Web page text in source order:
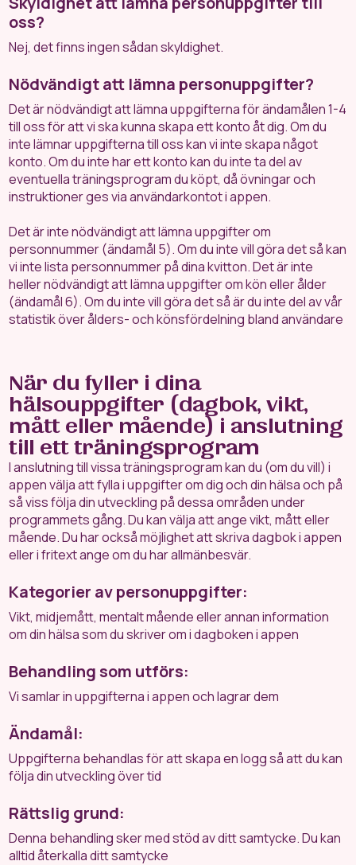
oss?
Nej, det finns ingen sådan skyldighet.
Nödvändigt att lämna personuppgifter?
Det är nödvändigt att lämna uppgifterna för ändamålen 1-4
till oss för att vi ska kunna skapa ett konto åt dig. Om du
inte lämnar uppgifterna till oss kan vi inte skapa något
konto. Om du inte har ett konto kan du inte ta del av
eventuella träningsprogram du köpt, då övningar och
instruktioner ges via användarkontot i appen.
Det är inte nödvändigt att lämna uppgifter om
personnummer (ändamål 5). Om du inte vill göra det så kan
vi inte lista personnummer på dina kvitton. Det är inte
heller nödvändigt att lämna uppgifter om kön eller ålder
(ändamål 6). Om du inte vill göra det så är du inte del av vår
statistik över ålders- och könsfördelning bland användare
När du fyller i dina
hälsouppgifter (dagbok, vikt,
mått eller mående) i anslutning
till ett träningsprogram
I anslutning till vissa träningsprogram kan du (om du vill) i
appen välja att fylla i uppgifter om dig och din hälsa och på
så viss följa din utveckling på dessa områden under
programmets gång. Du kan välja att ange vikt, mått eller
mående. Du har också möjlighet att skriva dagbok i appen
eller i fritext ange om du har allmänbesvär.
Kategorier av personuppgifter:
Vikt, midjemått, mentalt mående eller annan information
om din hälsa som du skriver om i dagboken i appen
Behandling som utförs:
Vi samlar in uppgifterna i appen och lagrar dem
Ändamål:
Uppgifterna behandlas för att skapa en logg så att du kan
följa din utveckling över tid
Rättslig grund:
Denna behandling sker med stöd av ditt samtycke. Du kan
alltid återkalla ditt samtycke